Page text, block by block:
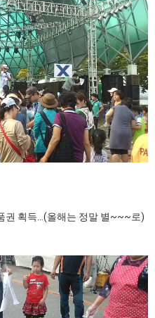
권 획득...(올해는 정말 별~~~로)